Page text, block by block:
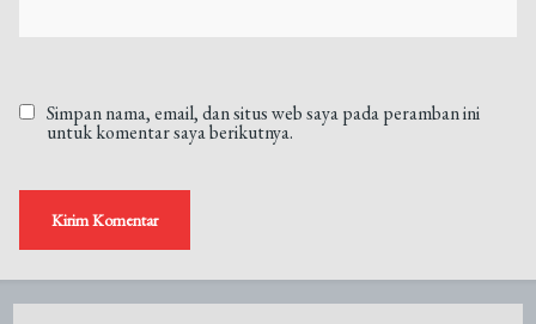
Simpan nama, email, dan situs web saya pada peramban ini
untuk komentar saya berikutnya.